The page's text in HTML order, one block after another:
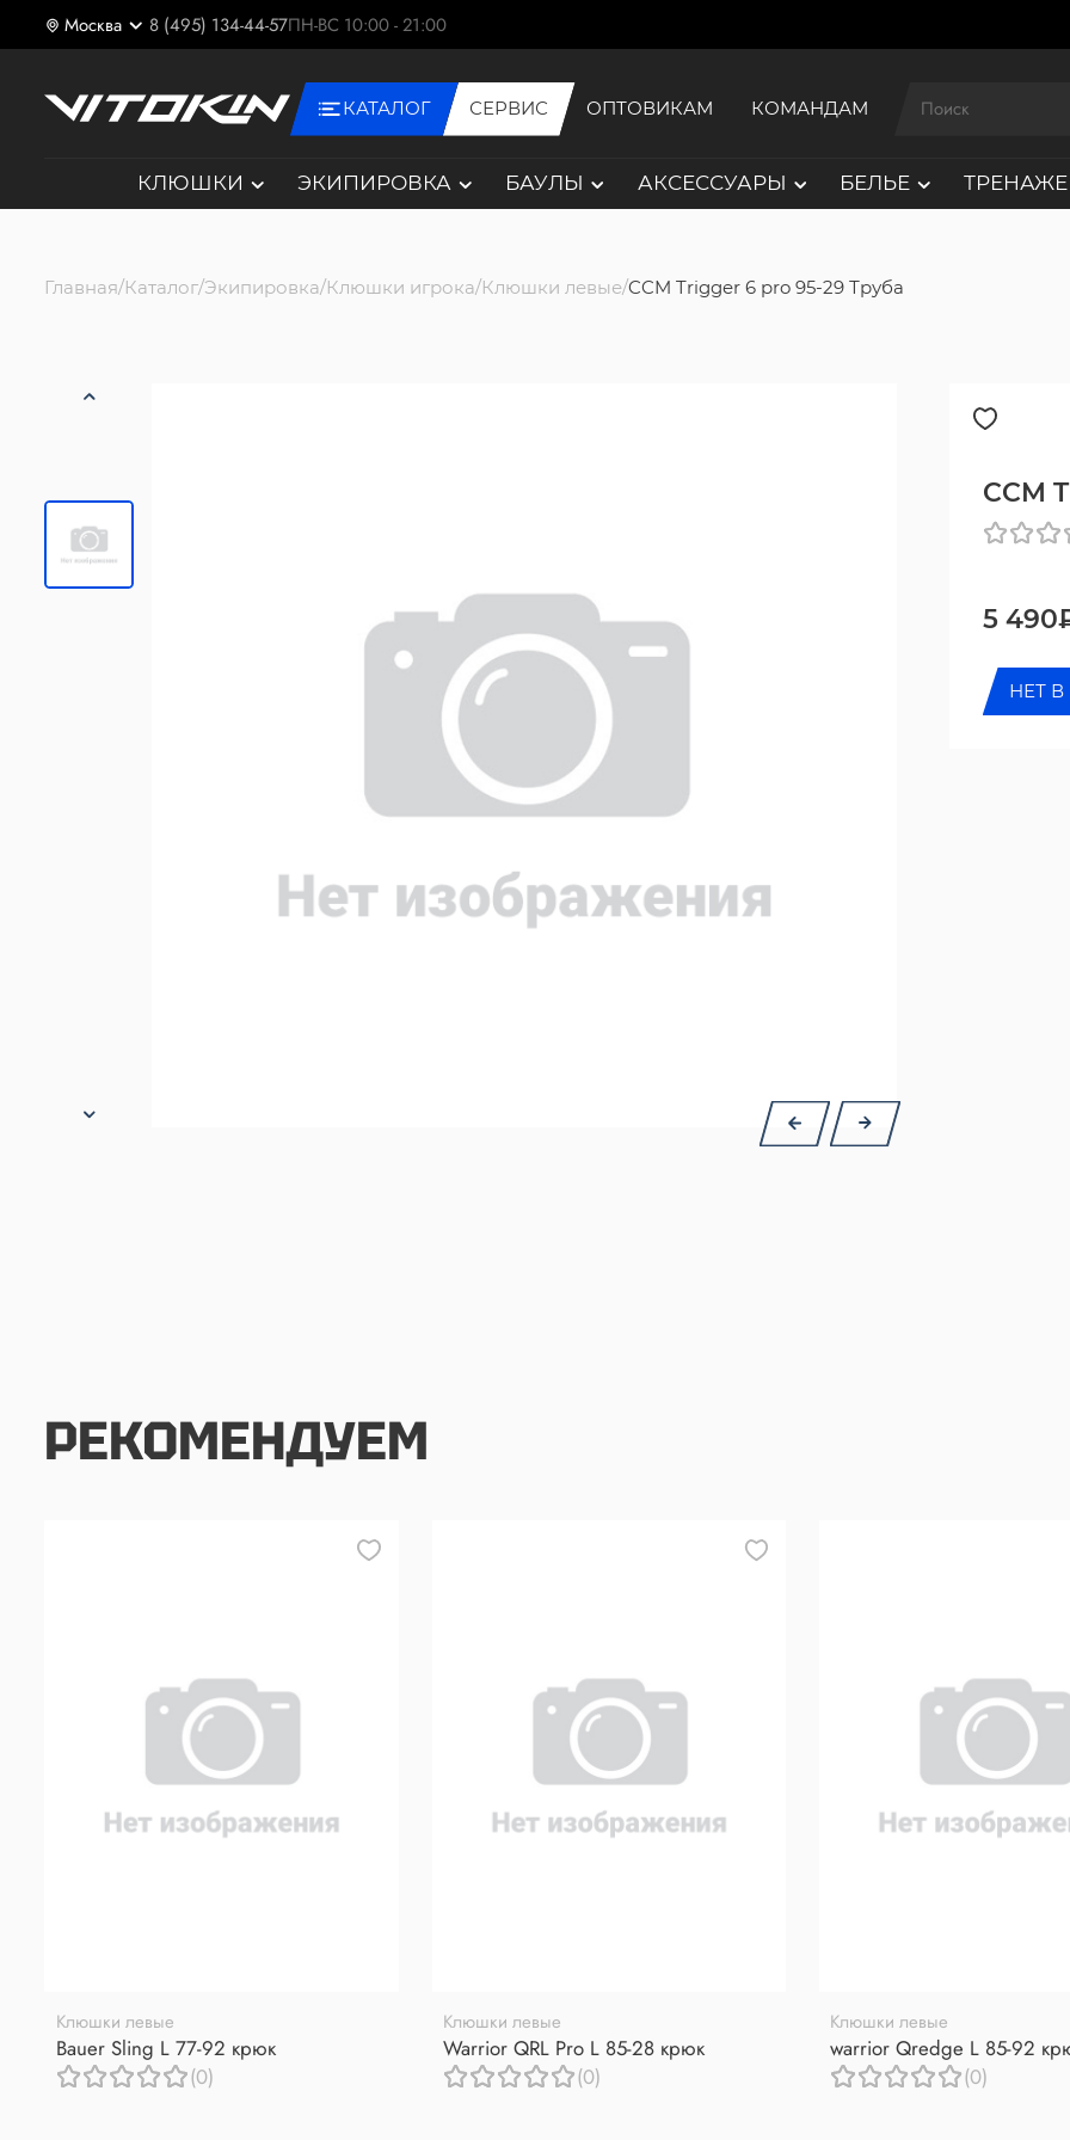
Москва 8 (495) 134-44-57ПН-ВС 10:00 - 21:00
КАТАЛОГ СЕРВИС ОПТОВИКАМ КОМАНДАМ
КЛЮШКИ ЭКИПИРОВКА БАУЛЫ АКСЕССУАРЫ БЕЛЬЕ
Главная Каталог Экипировка Клюшки игрока Клюшки левые CCM Trigger 6 pro 95-29 Труба
CCM
5
НЕТ
РЕКОМЕНДУЕМ
Клюшки левые
Bauer Sling L 77-92 крюк
(0)
Клюшки левые
Warrior QRL Pro L 85-28 крюк
(0)
Клюшки левые
warrior Qredge L 85-92
(0)